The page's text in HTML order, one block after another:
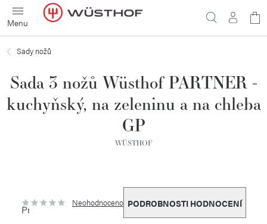
Přejít
na
obsah
Sady nožů
Sada 3 nožů Wüsthof PARTNER -
kuchyňský, na zeleninu a na chleba
GP
WÜSTHOF
Průměrné
hodnocení
Neohodnoceno PODROBNOSTI HODNOCENÍ